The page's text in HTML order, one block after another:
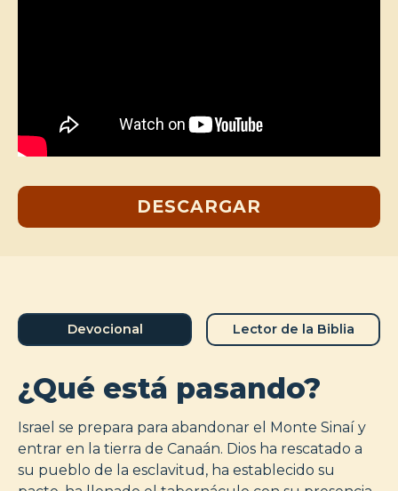
DESCARGAR
Devocional Lector de la Biblia
¿Qué está pasando?
Israel se prepara para abandonar el Monte Sinaí y
entrar en la tierra de Canaán. Dios ha rescatado a
su pueblo de la esclavitud, ha establecido su